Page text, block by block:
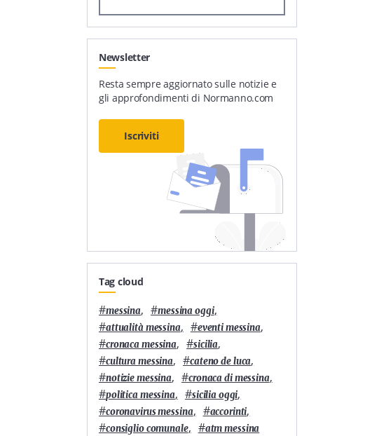
Newsletter
Resta sempre aggiornato sulle notizie e
gli approfondimenti di Normanno.com
Iscriviti
Tag cloud
#messina, #messina oggi,
#attualità messina, #eventi messina,
#cronaca messina, #sicilia,
#cultura messina, #cateno de luca,
#notizie messina, #cronaca di messina,
#politica messina, #sicilia oggi,
#coronavirus messina, #accorinti,
#consiglio comunale, #atm messina